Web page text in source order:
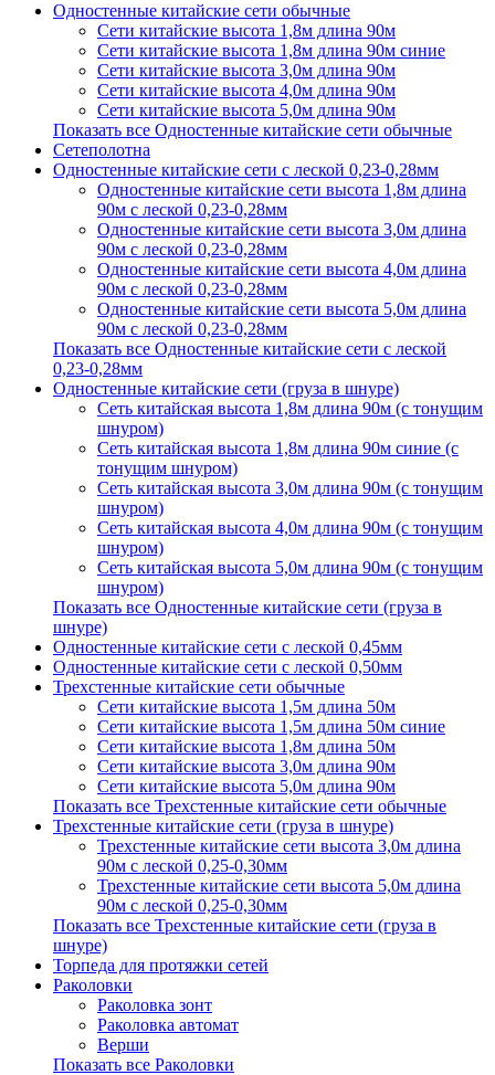
Одностенные китайские сети обычные
Сети китайские высота 1,8м длина 90м
Сети китайские высота 1,8м длина 90м синие
Сети китайские высота 3,0м длина 90м
Сети китайские высота 4,0м длина 90м
Сети китайские высота 5,0м длина 90м
Показать все Одностенные китайские сети обычные
Сетеполотна
Одностенные китайские сети с леской 0,23-0,28мм
Одностенные китайские сети высота 1,8м длина
90м с леской 0,23-0,28мм
Одностенные китайские сети высота 3,0м длина
90м с леской 0,23-0,28мм
Одностенные китайские сети высота 4,0м длина
90м с леской 0,23-0,28мм
Одностенные китайские сети высота 5,0м длина
90м с леской 0,23-0,28мм
Показать все Одностенные китайские сети с леской
0,23-0,28мм
Одностенные китайские сети (груза в шнуре)
Сеть китайская высота 1,8м длина 90м (с тонущим
шнуром)
Сеть китайская высота 1,8м длина 90м синие (с
тонущим шнуром)
Сеть китайская высота 3,0м длина 90м (с тонущим
шнуром)
Сеть китайская высота 4,0м длина 90м (с тонущим
шнуром)
Сеть китайская высота 5,0м длина 90м (с тонущим
шнуром)
Показать все Одностенные китайские сети (груза в
шнуре)
Одностенные китайские сети с леской 0,45мм
Одностенные китайские сети с леской 0,50мм
Трехстенные китайские сети обычные
Сети китайские высота 1,5м длина 50м
Сети китайские высота 1,5м длина 50м синие
Сети китайские высота 1,8м длина 50м
Сети китайские высота 3,0м длина 90м
Сети китайские высота 5,0м длина 90м
Показать все Трехстенные китайские сети обычные
Трехстенные китайские сети (груза в шнуре)
Трехстенные китайские сети высота 3,0м длина
90м с леской 0,25-0,30мм
Трехстенные китайские сети высота 5,0м длина
90м с леской 0,25-0,30мм
Показать все Трехстенные китайские сети (груза в
шнуре)
Торпеда для протяжки сетей
Раколовки
Раколовка зонт
Раколовка автомат
Верши
Показать все Раколовки